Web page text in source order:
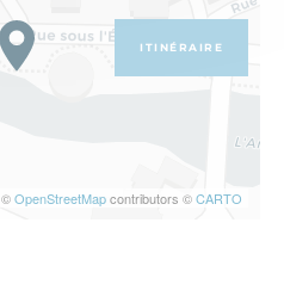
©OpenStreetMapcontributors ©CARTO
ITINÉRAIRE